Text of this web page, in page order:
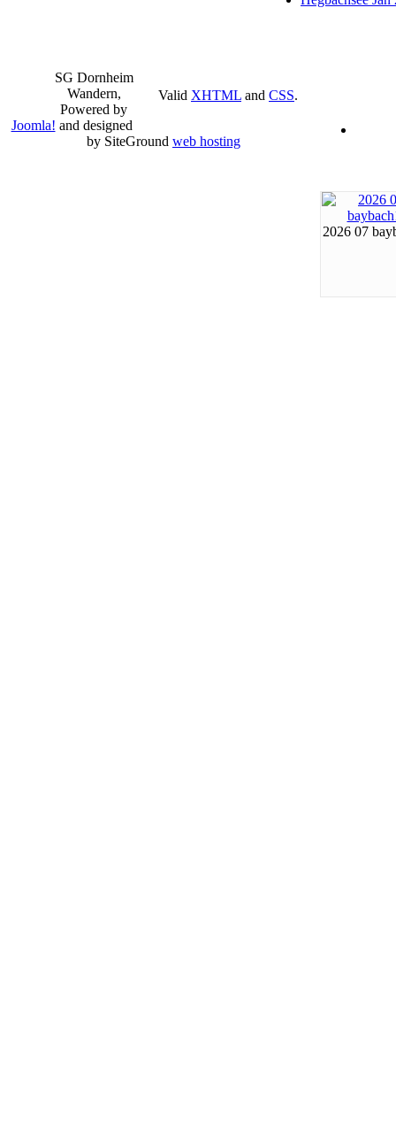
2026 07
Valid XHTML and CSS.
SG Dornheim
Wandern,
Powered by
Joomla! and designed
by SiteGround web hosting